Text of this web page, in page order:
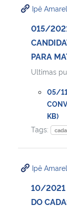
Ministério da Cidadania
Ministério de Minas e
Ministério da Ciência,
Ministério do Meio
Ministério do
Ipê Amarel
015/
PARA
Ultimas
05/
KB)
Tags:
Ipê Amarel
10/2021
DO